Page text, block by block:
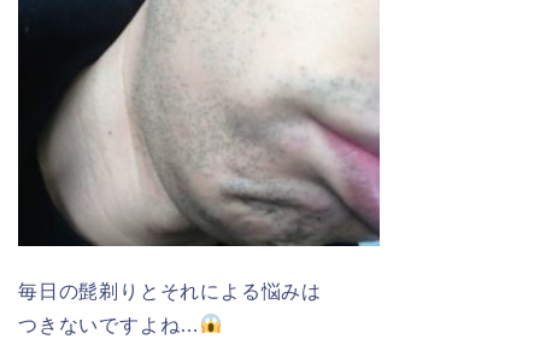
毎日の髭剃りとそれによる悩みは
つきないですよね…